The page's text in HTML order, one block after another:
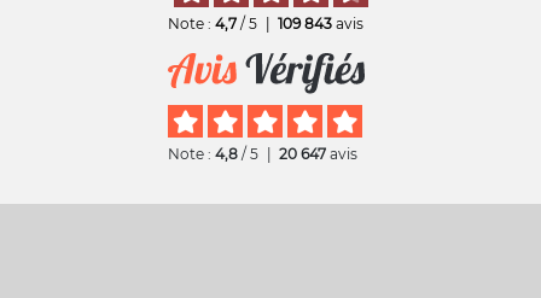
Note : 4,7 / 5 109 843 avis
Note : 4,8 / 5 20 647 avis